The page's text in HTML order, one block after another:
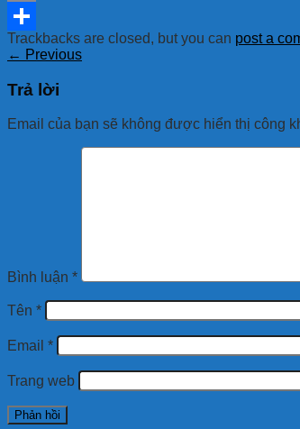
Email
Share
Trackbacks are closed, but you can post a
← Previous
Trả lời
Email của bạn sẽ không được hiển thị công
Bình luận *
Tên *
Email *
Trang web